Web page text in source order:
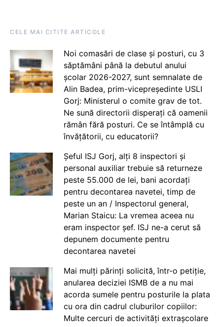
CELE MAI CITITE ARTICOLE
Noi comasări de clase și posturi, cu 3
săptămâni până la debutul anului
școlar 2026-2027, sunt semnalate de
Alin Badea, prim-vicepreședinte USLI
Gorj: Ministerul o comite grav de tot.
Ne sună directorii disperați că oamenii
rămân fără posturi. Ce se întâmplă cu
învățătorii, cu educatorii?
Șeful ISJ Gorj, alți 8 inspectori și
personal auxiliar trebuie să returneze
peste 55.000 de lei, bani acordați
pentru decontarea navetei, timp de
peste un an / Inspectorul general,
Marian Staicu: La vremea aceea nu
eram inspector șef. ISJ ne-a cerut să
depunem documente pentru
decontarea navetei
Mai mulți părinți solicită, într-o petiție,
anularea deciziei ISMB de a nu mai
acorda sumele pentru posturile la plata
cu ora din cadrul cluburilor copiilor:
Multe cercuri de activități extrașcolare